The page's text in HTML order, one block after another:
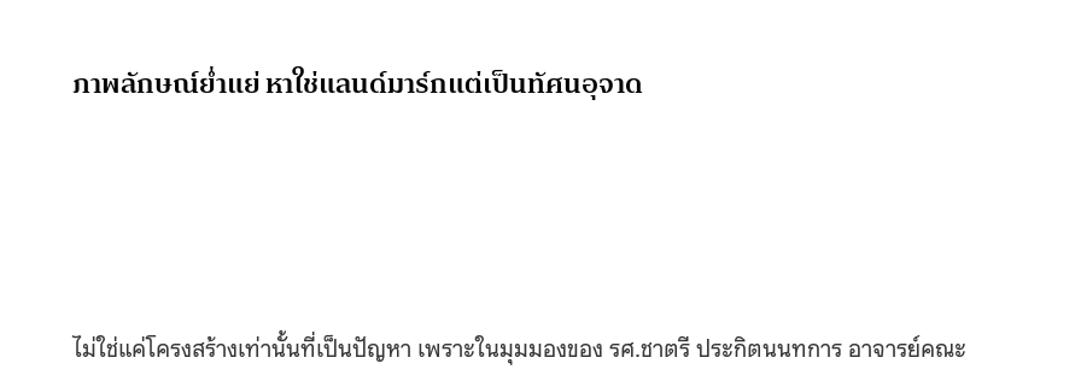
ภาพลักษณ์ย่ำแย่ หาใช่แลนด์มาร์กแต่เป็นทัศนอุจาด
ไม่ใช่แค่โครงสร้างเท่านั้นที่เป็นปัญหา เพราะในมุมมองของ รศ.ชาตรี ประกิตนนทการ อาจารย์คณะ